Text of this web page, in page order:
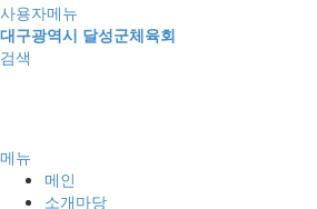
사용자메뉴
대구광역시 달성군체육회
검색
메뉴
메인
소개마당